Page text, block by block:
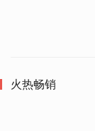
火热畅销